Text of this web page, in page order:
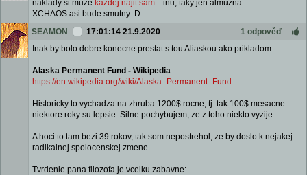
naklady si muze kazdej najit sam... inu, taky jen almuzna.
XCHAOS asi bude smutny :D
SEAMON
17:01:14 21.9.2020
1 odpověď
Inak by bolo dobre konecne prestat s tou Aliaskou ako prikladom.
Alaska Permanent Fund - Wikipedia
https://en.wikipedia.org/wiki/Alaska_Permanent_Fund
Historicky to vychadza na zhruba 1200$ rocne, tj. tak 100$ mesacne -
niektore roky su lepsie. Silne pochybujem, ze z toho niekto vyzije.
A hoci to tam bezi 39 rokov, tak som nepostrehol, ze by doslo k nejakej
radikalnej spolocenskej zmene.
Tvrdenie pana filozofa je vcelku zabavne: